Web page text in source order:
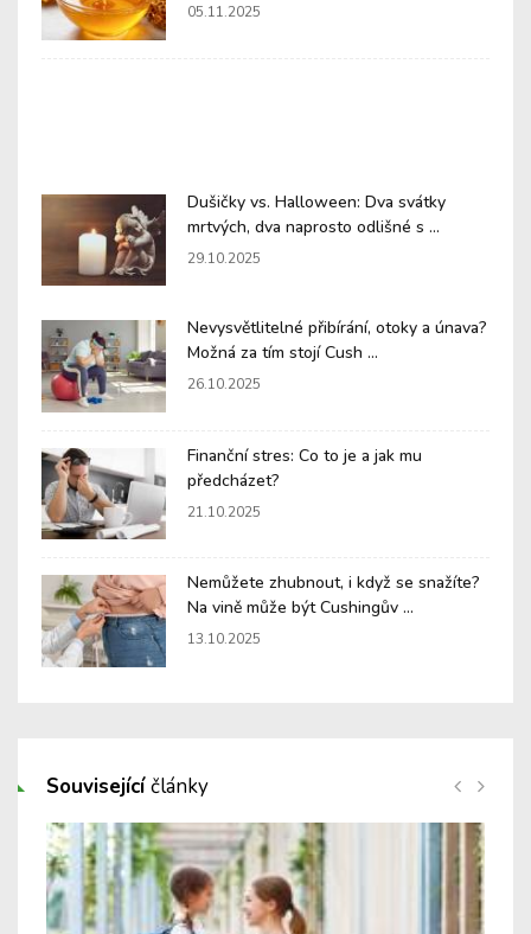
05.11.2025
Dušičky vs. Halloween: Dva svátky
mrtvých, dva naprosto odlišné s ...
29.10.2025
Nevysvětlitelné přibírání, otoky a únava?
Možná za tím stojí Cush ...
26.10.2025
Finanční stres: Co to je a jak mu
předcházet?
21.10.2025
Nemůžete zhubnout, i když se snažíte?
Na vině může být Cushingův ...
13.10.2025
Souvisejícíčlánky